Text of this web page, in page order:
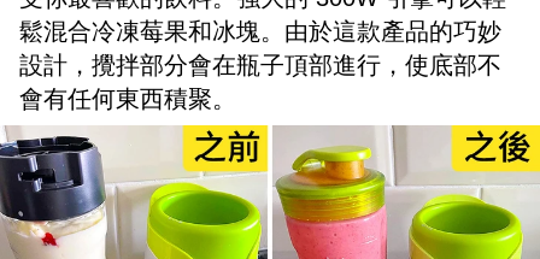
鬆混合冷凍莓果和冰塊。由於這款產品的巧妙
設計，攪拌部分會在瓶子頂部進行，使底部不
會有任何東西積聚。